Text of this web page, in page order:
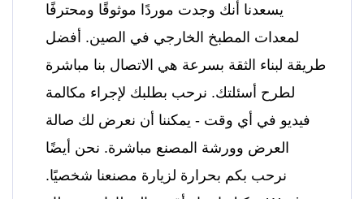
يسعدنا أنك وجدت موردًا موثوقًا ومحترفًا
لمعدات المطبخ الخارجي في الصين. أفضل
طريقة لبناء الثقة بسرعة هي الاتصال بنا مباشرة
لطرح أسئلتك. نرحب بطلبك لإجراء مكالمة
فيديو في أي وقت - يمكننا أن نعرض لك صالة
العرض وورشة المصنع مباشرة. نحن أيضًا
نرحب بكم بحرارة لزيارة مصنعنا شخصيًا.